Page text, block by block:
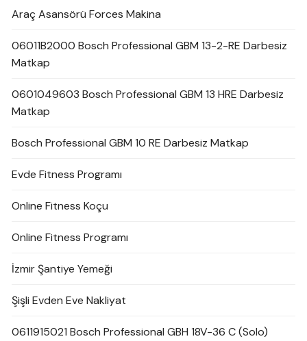
Araç Asansörü Forces Makina
06011B2000 Bosch Professional GBM 13-2-RE Darbesiz
Matkap
0601049603 Bosch Professional GBM 13 HRE Darbesiz
Matkap
Bosch Professional GBM 10 RE Darbesiz Matkap
Evde Fitness Programı
Online Fitness Koçu
Online Fitness Programı
İzmir Şantiye Yemeği
Şişli Evden Eve Nakliyat
0611915021 Bosch Professional GBH 18V-36 C (Solo)